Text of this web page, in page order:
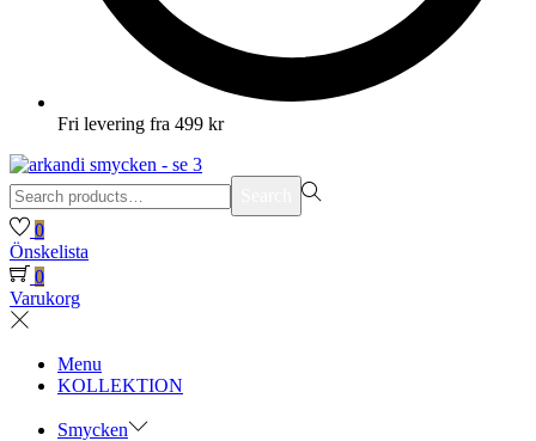
Fri levering fra 499 kr
Search
for:>
0
Önskelista
0
Varukorg
Menu
KOLLEKTION
Smycken